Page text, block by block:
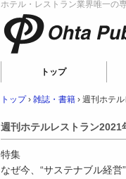
ホテル・レストラン業界唯一の
Ohtaトップ
トップ › 雑誌・書籍 › 週刊ホテ
週刊ホテルレストラン2021
特集
なぜ今、“サステナブル経